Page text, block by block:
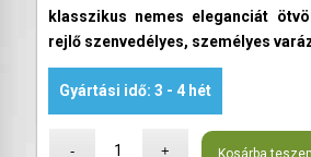
klasszikus nemes eleganciát
rejlő szenvedélyes, személyes
Gyártási idő: 3 - 4 hét
Kosárba